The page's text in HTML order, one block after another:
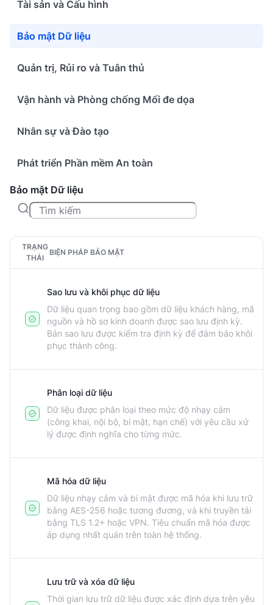
Tài sản và Cấu hình
Bảo mật Dữ liệu
Quản trị, Rủi ro và Tuân thủ
Vận hành và Phòng chống Mối đe dọa
Nhân sự và Đào tạo
Phát triển Phần mềm An toàn
Bảo mật Dữ liệu
TRẠNG
THÁI
BIỆN PHÁP BẢO MẬT
Sao lưu và khôi phục dữ liệu
Dữ liệu quan trọng bao gồm dữ liệu khách hàng, mã
nguồn và hồ sơ kinh doanh được sao lưu định kỳ.
Bản sao lưu được kiểm tra định kỳ để đảm bảo khôi
phục thành công.
Phân loại dữ liệu
Dữ liệu được phân loại theo mức độ nhạy cảm
(công khai, nội bộ, bí mật, hạn chế) với yêu cầu xử
lý được định nghĩa cho từng mức.
Mã hóa dữ liệu
Dữ liệu nhạy cảm và bí mật được mã hóa khi lưu trữ
bằng AES-256 hoặc tương đương, và khi truyền tải
bằng TLS 1.2+ hoặc VPN. Tiêu chuẩn mã hóa được
áp dụng nhất quán trên toàn hệ thống.
Lưu trữ và xóa dữ liệu
Thời gian lưu trữ dữ liệu được xác định dựa trên yêu